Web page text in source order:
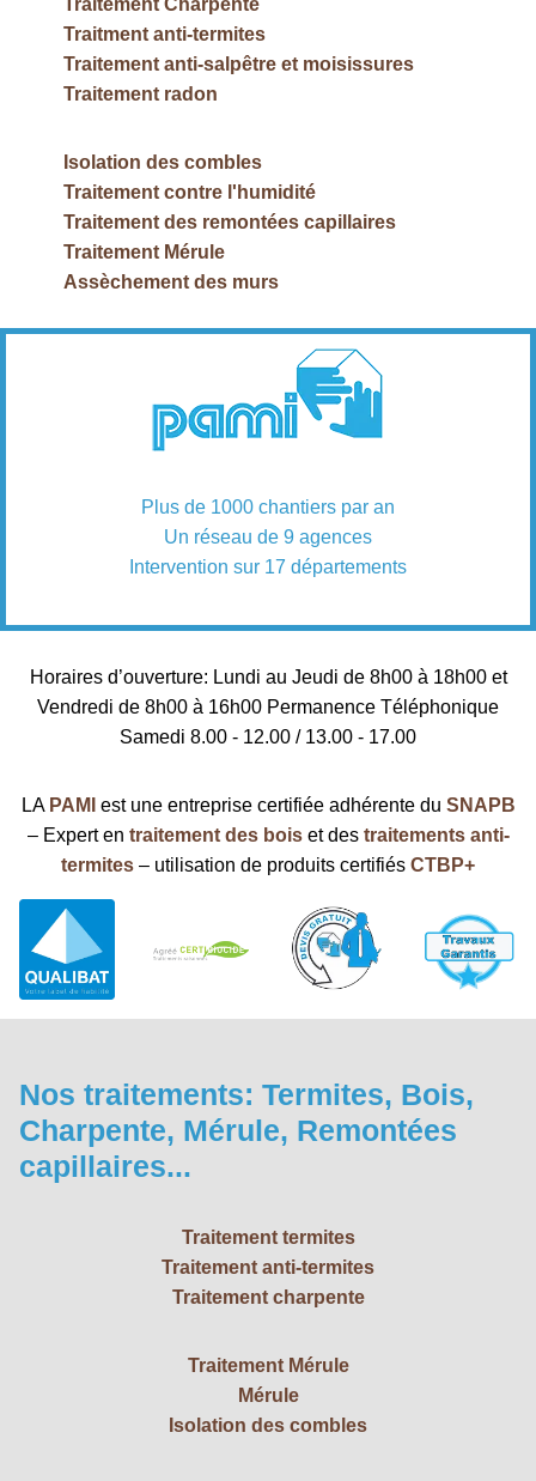
Traitement Charpente
Traitment anti-termites
Traitement anti-salpêtre et moisissures
Traitement radon
Isolation des combles
Traitement contre l'humidité
Traitement des remontées capillaires
Traitement Mérule
Assèchement des murs
Plus de 1000 chantiers par an
Un réseau de 9 agences
Intervention sur 17 départements
Horaires d’ouverture: Lundi au Jeudi de 8h00 à 18h00 et
Vendredi de 8h00 à 16h00 Permanence Téléphonique
Samedi 8.00 - 12.00 / 13.00 - 17.00
LA PAMI est une entreprise certifiée adhérente du SNAPB
– Expert en traitement des boiset des traitements anti-
termites – utilisation de produits certifiés CTBP+
Nos traitements: Termites, Bois,
Charpente, Mérule, Remontées
capillaires...
Traitement termites
Traitement anti-termites
Traitement charpente
Traitement Mérule
Mérule
Isolation des combles